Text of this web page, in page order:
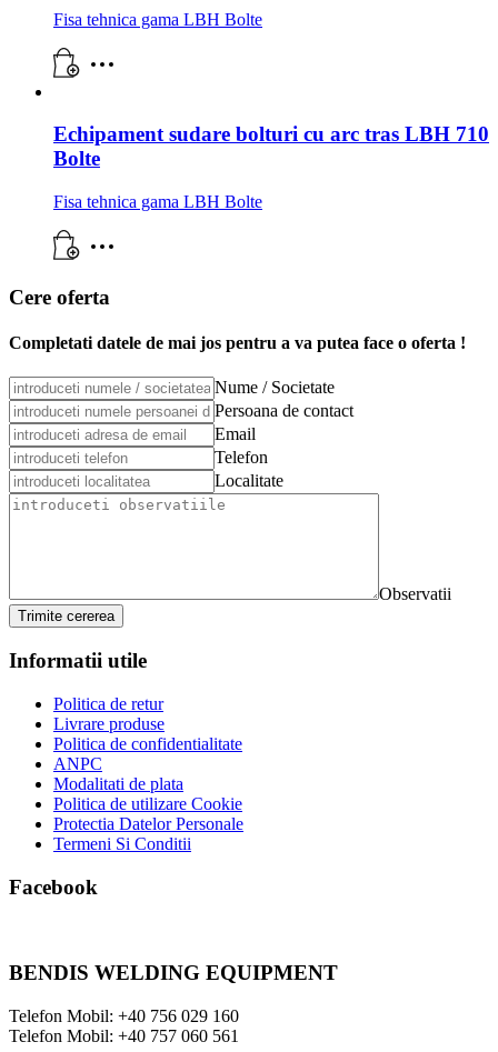
Fisa tehnica gama LBH Bolte
Echipament sudare bolturi cu arc tras LBH 710
Bolte
Fisa tehnica gama LBH Bolte
Cere oferta
Completati datele de mai jos pentru a va putea face o oferta !
Nume / Societate
Persoana de contact
Email
Telefon
Localitate
Observatii
Trimite cererea
Informatii utile
Politica de retur
Livrare produse
Politica de confidentialitate
ANPC
Modalitati de plata
Politica de utilizare Cookie
Protectia Datelor Personale
Termeni Si Conditii
Facebook
BENDIS WELDING EQUIPMENT
Telefon Mobil: +40 756 029 160
Telefon Mobil: +40 757 060 561